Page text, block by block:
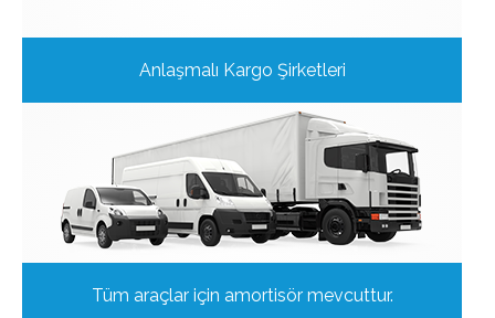
Anlaşmalı Kargo Şirketleri
Tüm araçlar için amortisör mevcuttur.